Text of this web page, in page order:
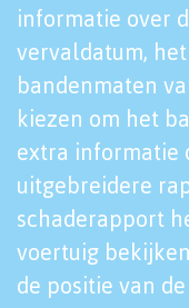
informatie over
vervaldatum,
bandenmaten
kiezen om het
extra informatie
uitgebreidere
schaderapport
voertuig
de positie van